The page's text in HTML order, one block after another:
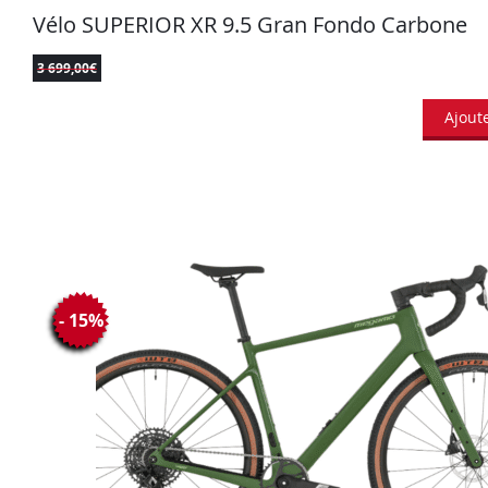
Vélo SUPERIOR XR 9.5 Gran Fondo Carbone
3 699,00€
- 15%